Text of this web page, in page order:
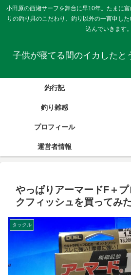
小田原の西湘サーフを舞台に早10年。たまに
りの釣り具のこだわり、釣り以外の一言申し
込んでいきます。
子供が寝てる間のイカしたと
釣行記
釣り雑感
プロフィール
運営者情報
やっぱりアーマードF＋
クフィッシュを買ってみ
タックル